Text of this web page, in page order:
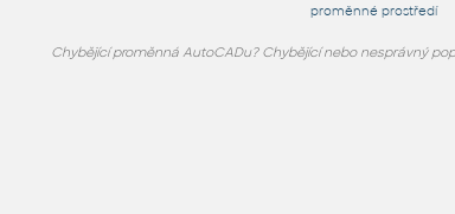
proměnné prostředí
Chybějící proměnná AutoCADu? Chybějící nebo nesprávný